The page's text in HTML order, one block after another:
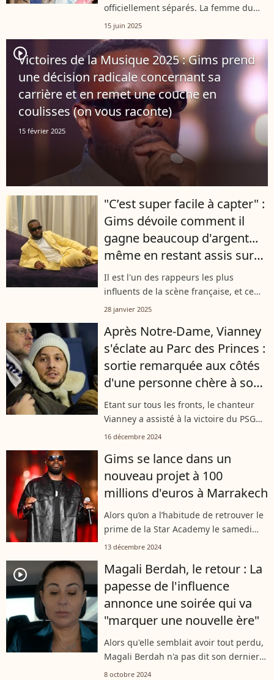
officiellement séparés. La femme du
rappeur a posté deux messages sur
officialisation de leur rupture. Des mots
qui ne laissent...
15 juin 2025
player2
Victoires de la Musique 2025 : Gims prend
une décision radicale concernant sa
carrière et en remet une couche en
coulisses (on vous raconte)
15 février 2025
"C’est super facile à capter" :
Gims dévoile comment il
gagne beaucoup d'argent...
même en restant assis sur
son canapé
Il est l'un des rappeurs les plus
influents de la scène française, et ce
n'est pas tout, il gagne aussi beaucoup
Gims a dévoilé, sans filtre, comment...
28 janvier 2025
Après Notre-Dame, Vianney
s'éclate au Parc des Princes :
sortie remarquée aux côtés
d'une personne chère à son
coeur
Etant sur tous les fronts, le chanteur
Vianney a assisté à la victoire du PSG
face à Lyon au Parc des Princes ce
de son papa et d'innombrables...
16 décembre 2024
Gims se lance dans un
nouveau projet à 100
millions d'euros à Marrakech
Alors qu’on a l’habitude de retrouver le
prime de la Star Academy le samedi
soir, TF1 chamboule sa programmation
télé-crochet musical sera proposé...
13 décembre 2024
player2
Magali Berdah, le retour : La
papesse de l'influence
annonce une soirée qui va
"marquer une nouvelle ère"
Alors qu'elle semblait avoir tout perdu,
Magali Berdah n'a pas dit son dernier
mot. La papesse de l'influence revient
8 octobre 2024